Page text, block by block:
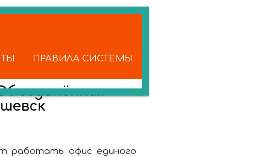
ПРАВИЛА СИСТЕМЫ
работать офис единого